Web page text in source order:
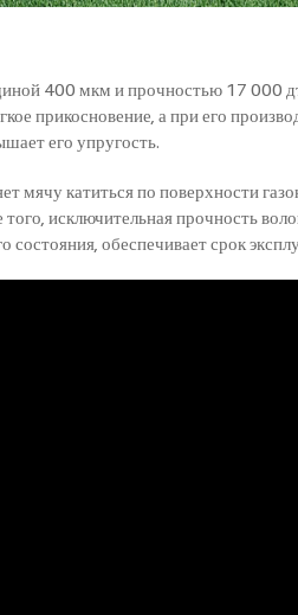
400 мкм и прочностью 17 000
прикосновение, а при его
его упругость.
мячу катиться по поверхности
исключительная прочность
обеспечивает срок